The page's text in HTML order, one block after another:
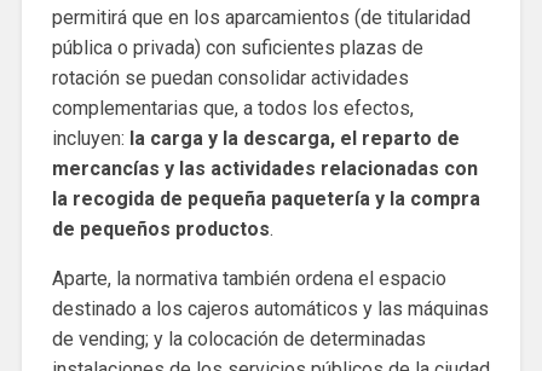
permitirá que en los aparcamientos (de titularidad
pública o privada) con suficientes plazas de
rotación se puedan consolidar actividades
complementarias que, a todos los efectos,
incluyen: la carga y la descarga, el reparto de
mercancías y las actividades relacionadas con
la recogida de pequeña paquetería y la compra
de pequeños productos.
Aparte, la normativa también ordena el espacio
destinado a los cajeros automáticos y las máquinas
de vending; y la colocación de determinadas